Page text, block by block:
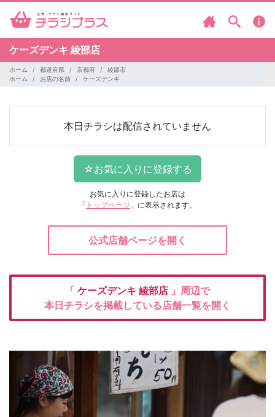
ケーズデンキ 綾部店
ホーム 都道府県 京都府
綾部市
ホーム
お店の名前 ケーズデンキ
本日チラシは配信されていません
お気に入りに登録したお店は
「 トップページ 」に表示されます。
公式店舗ページを開く
「 ケーズデンキ 綾部店 」周辺で
本日チラシを掲載している店舗一覧を開く